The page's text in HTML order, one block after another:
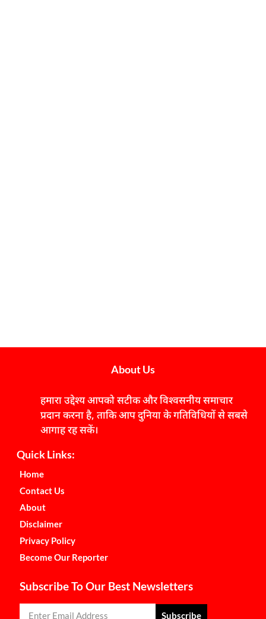
About Us
हमारा उद्देश्य आपको सटीक और विश्वसनीय समाचार
प्रदान करना है, ताकि आप दुनिया के गतिविधियों से सबसे
आगाह रह सकें।
Quick Links:
Home
Contact Us
About
Disclaimer
Privacy Policy
Become Our Reporter
Subscribe To Our Best Newsletters
Subscribe